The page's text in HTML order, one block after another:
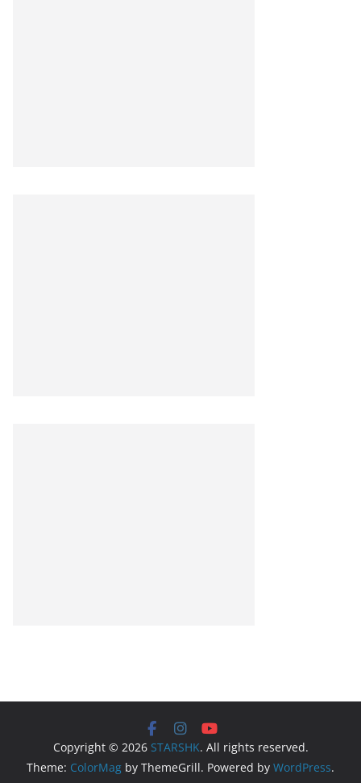
Copyright © 2026 STARSHK. All rights reserved.
Theme: ColorMag by ThemeGrill. Powered by WordPress.